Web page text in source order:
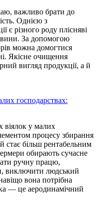
важливо брати до
Однією з
є різного роду плісняві
За допомогою
можна домогтися
Якісне очищення
вигляд продукції, а й
господарствах:
віялок у малих
процесу збирання
більш рентабельним
обирають сучасне
ручну працю,
виключити людський
вона потрібна
— це аеродинамічний